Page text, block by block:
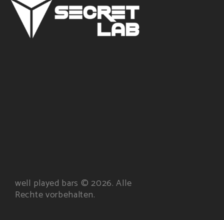
well played bars © 2026. Alle
Rechte vorbehalten.